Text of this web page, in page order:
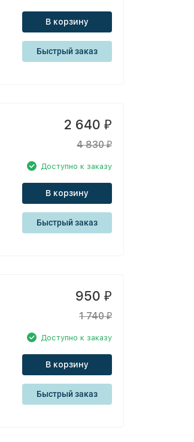
В корзину
Быстрый заказ
2 640 ₽
4 830₽
Доступно к заказу
В корзину
Быстрый заказ
950 ₽
1 740₽
Доступно к заказу
В корзину
Быстрый заказ